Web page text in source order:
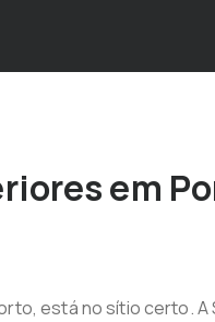
em
está no sítio certo.